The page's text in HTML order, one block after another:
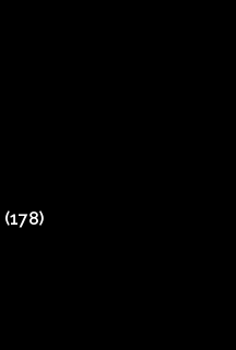
(178)